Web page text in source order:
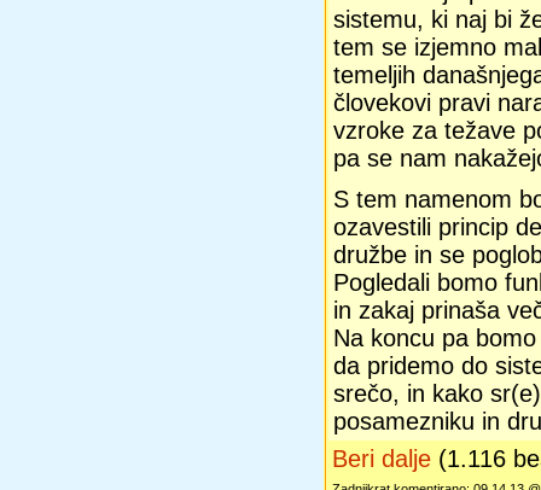
sistemu, ki naj bi
tem se izjemno
temeljih
človekovi pravi
vzroke za težave
pa se nam
S tem namenom
ozavestili princip
družbe in se
Pogledali bomo
in zakaj prinaša
Na koncu pa
da pridemo do
srečo, in kako
posamezniku in
Beri dalje (1.116